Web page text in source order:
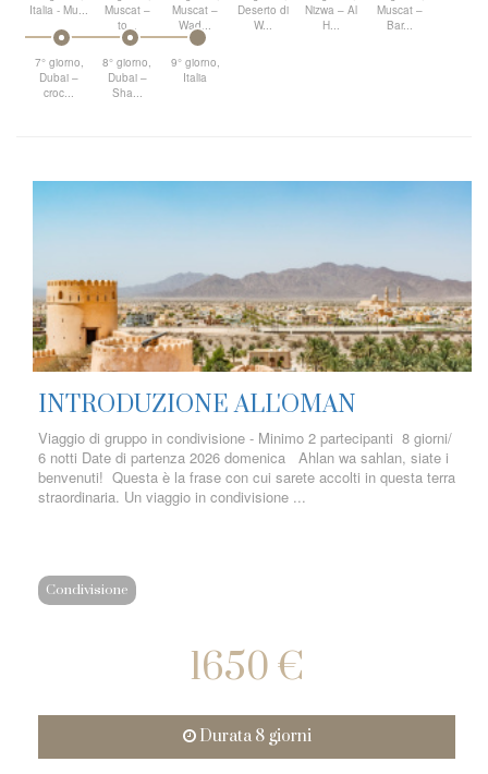
Italia - Mu...
Muscat –
to...
Muscat –
Wad...
Deserto di
W...
Nizwa – Al
H...
Muscat –
Bar...
7° giorno,
Dubai –
croc...
8° giorno,
Dubai –
Sha...
9° giorno,
Italia
INTRODUZIONE ALL'OMAN
Viaggio di gruppo in condivisione - Minimo 2 partecipanti 8 giorni/
6 notti Date di partenza 2026 domenica Ahlan wa sahlan, siate i
benvenuti! Questa è la frase con cui sarete accolti in questa terra
straordinaria. Un viaggio in condivisione ...
Condivisione
1650 €
Durata 8 giorni